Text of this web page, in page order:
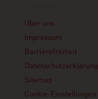
Über uns
Impressum
Barrierefreiheit
Datenschutzerklärung
Sitemap
Cookie-Einstellungen